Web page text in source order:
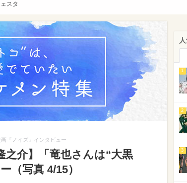
スタ
『ノイズ』インタビュー
之介】「竜也さんは“大黒
（写真 4/15）
1
2
3